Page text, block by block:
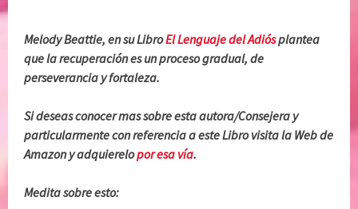
Melody Beattie, en su LibroEl Lenguaje del Adiósplantea
que la recuperación es un proceso gradual, de
perseverancia y fortaleza.
Si deseas conocer mas sobre esta autora/Consejera y
particularmente con referencia a este Libro visita la Web de
Amazon y adquierelopor esa vía.
Medita sobre esto: